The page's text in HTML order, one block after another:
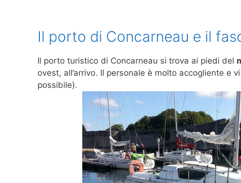
Il porto di Concarneau e il
Il porto turistico di Concarneau si trova ai piedi del
ovest, all’arrivo. Il personale è molto accogliente e
possibile).